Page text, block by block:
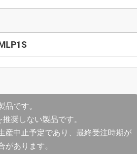
品です。
奨しない製品です。
産中止予定であり、最終受注時期が
があります。